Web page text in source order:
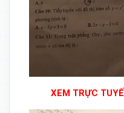
XEM TRỰC